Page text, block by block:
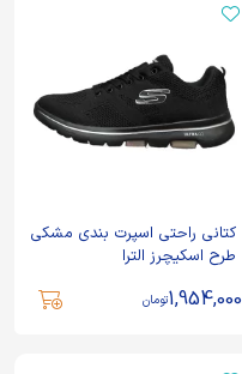
کتانی راحتی اسپرت بندی مشکی
طرح اسکیچرز الترا
1,954,000تومان